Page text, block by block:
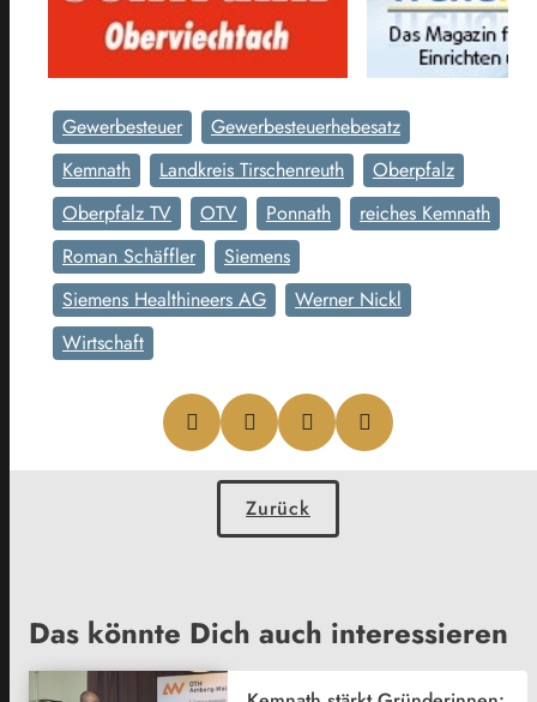
Gewerbesteuer
Gewerbesteuerhebesatz
Kemnath
Landkreis Tirschenreuth
Oberpfalz
Oberpfalz TV
OTV Ponnath
reiches Kemnath
Roman Schäffler
Siemens
Siemens Healthineers AG
Werner Nickl
Wirtschaft
Zurück
Das könnte Dich auch interessieren